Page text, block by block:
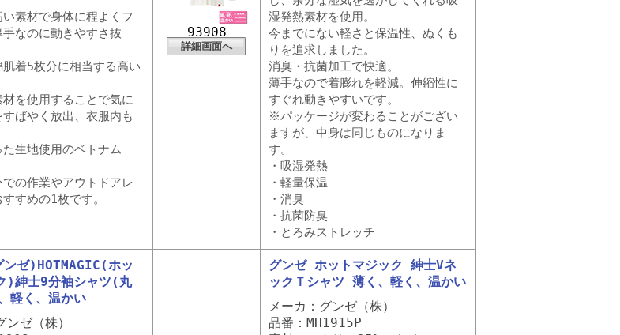
素材で身体に程よくフ
手なのに動きやすさ抜
着5枚分に相当する高い
を使用することで気に
ばやく放出、衣服内も
た生地使用のベトナム
の作業やアウトドアレ
すめの1枚です。
93908
詳細画面へ
湿発熱素材を使用。
今までにない軽さと保温性、ぬくも
りを追求しました。
消臭・抗菌加工で快適。
薄手なので着膨れを軽減。伸縮性に
すぐれ動きやすいです。
※パッケージが変わることがござい
ますが、中身は同じものになりま
す。
・吸湿発熱
・軽量保温
・消臭
・抗菌防臭
・とろみストレッチ
ンゼ)HOTMAGIC(ホッ
)紳士9分袖シャツ(丸
軽く、温かい
ンゼ（株）
グンゼ ホットマジック 紳士Vネ
ックＴシャツ 薄く、軽く、温かい
メーカ：グンゼ（株）
品番：MH1915P